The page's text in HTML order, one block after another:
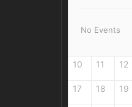
No Events
10 11 12
17 18 19